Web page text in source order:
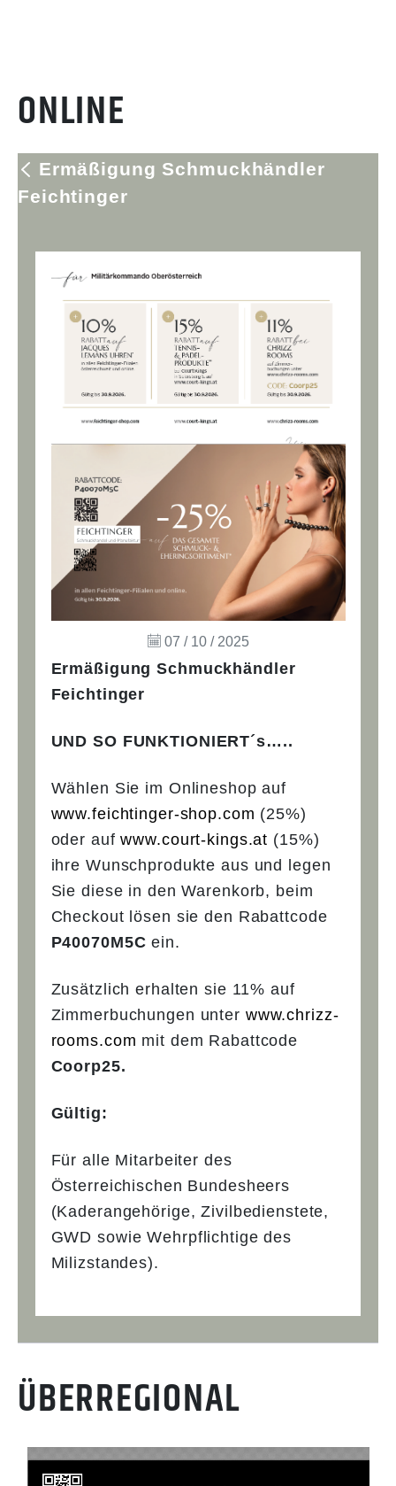
ONLINE
Ermäßigung Schmuckhändler
Feichtinger
07 / 10 / 2025
Ermäßigung Schmuckhändler
Feichtinger
UND SO FUNKTIONIERT´s…..
Wählen Sie im Onlineshop auf
www.feichtinger-shop.com (25%)
oder aufwww.court-kings.at (15%)
ihre Wunschprodukte aus und legen
Sie diese in den Warenkorb, beim
Checkout lösen sie den Rabattcode
P40070M5C ein.
Zusätzlich erhalten sie 11% auf
Zimmerbuchungen unter www.chrizz-
rooms.com mit dem Rabattcode
Coorp25.
Gültig:
Für alle Mitarbeiter des
Österreichischen Bundesheers
(Kaderangehörige, Zivilbedienstete,
GWD sowie Wehrpflichtige des
Milizstandes).
ÜBERREGIONAL